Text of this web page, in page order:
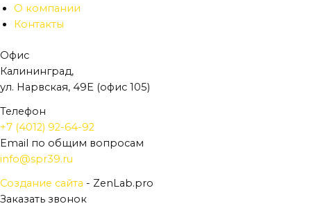
О компании
Контакты
Офис
Калининград,
ул. Нарвская, 49Е (офис 105)
Телефон
+7 (4012) 92-64-92
Email по общим вопросам
info@spr39.ru
Создание сайта - ZenLab.pro
Заказать звонок